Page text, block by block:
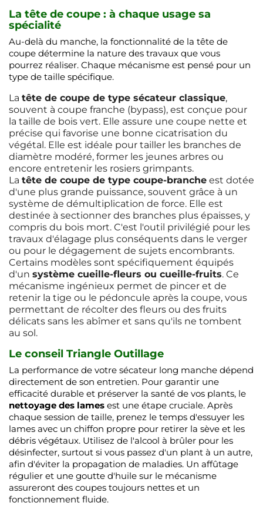
La tête de coupe : à chaque usage sa
spécialité
Au-delà du manche, la fonctionnalité de la tête de
coupe détermine la nature des travaux que vous
pourrez réaliser. Chaque mécanisme est pensé pour un
type de taille spécifique.
La tête de coupe de type sécateur classique,
souvent à coupe franche (bypass), est conçue pour
la taille de bois vert. Elle assure une coupe nette et
précise qui favorise une bonne cicatrisation du
végétal. Elle est idéale pour tailler les branches de
diamètre modéré, former les jeunes arbres ou
encore entretenir les rosiers grimpants.
La tête de coupe de type coupe-branche est dotée
d'une plus grande puissance, souvent grâce à un
système de démultiplication de force. Elle est
destinée à sectionner des branches plus épaisses, y
compris du bois mort. C'est l'outil privilégié pour les
travaux d'élagage plus conséquents dans le verger
ou pour le dégagement de sujets encombrants.
Certains modèles sont spécifiquement équipés
d'un système cueille-fleurs ou cueille-fruits. Ce
mécanisme ingénieux permet de pincer et de
retenir la tige ou le pédoncule après la coupe, vous
permettant de récolter des fleurs ou des fruits
délicats sans les abîmer et sans qu'ils ne tombent
au sol.
Le conseil Triangle Outillage
La performance de votre sécateur long manche dépend
directement de son entretien. Pour garantir une
efficacité durable et préserver la santé de vos plants, le
nettoyage des lames est une étape cruciale. Après
chaque session de taille, prenez le temps d'essuyer les
lames avec un chiffon propre pour retirer la sève et les
débris végétaux. Utilisez de l'alcool à brûler pour les
désinfecter, surtout si vous passez d'un plant à un autre,
afin d'éviter la propagation de maladies. Un affûtage
régulier et une goutte d'huile sur le mécanisme
assureront des coupes toujours nettes et un
fonctionnement fluide.